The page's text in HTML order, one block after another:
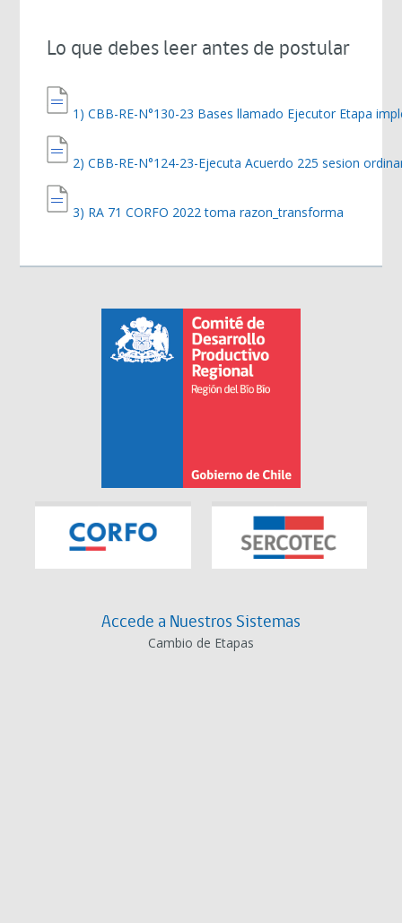
Lo que debes leer antes de postular
1) CBB-RE-N°130-23 Bases llamado Ejecutor Etapa
2) CBB-RE-N°124-23-Ejecuta Acuerdo 225 sesion
3) RA 71 CORFO 2022 toma razon_transforma
Accede a Nuestros Sistemas
Cambio de Etapas